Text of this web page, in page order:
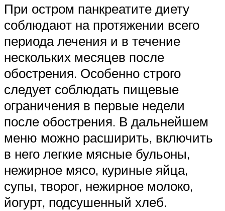
При остром панкреатите диету
соблюдают на протяжении всего
периода лечения и в течение
нескольких месяцев после
обострения. Особенно строго
следует соблюдать пищевые
ограничения в первые недели
после обострения. В дальнейшем
меню можно расширить, включить
в него легкие мясные бульоны,
нежирное мясо, куриные яйца,
супы, творог, нежирное молоко,
йогурт, подсушенный хлеб.